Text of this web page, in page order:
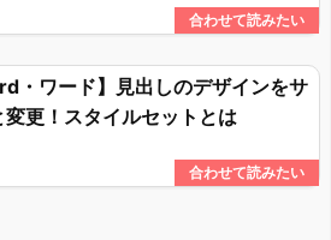
・ワード】見出しのデザインをサ
変更！スタイルセットとは